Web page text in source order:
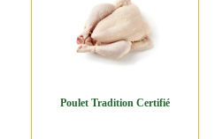
Poulet Tradition Certifié